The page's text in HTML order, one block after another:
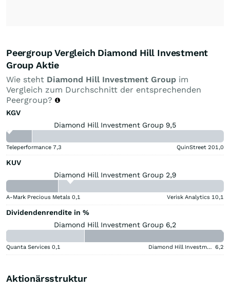
Peergroup Vergleich Diamond Hill Investment
Group Aktie
Wie steht Diamond Hill Investment Group im
Vergleich zum Durchschnitt der entsprechenden
Peergroup?
KGV
Diamond Hill Investment Group 9,5
Teleperformance 7,3 QuinStreet 201,0
KUV
Diamond Hill Investment Group 2,9
A-Mark Precious Metals 0,1 Verisk Analytics 10,1
Dividendenrendite in %
Diamond Hill Investment Group 6,2
Quanta Services 0,1 Diamond Hill Investment Group 6,2
Aktionärsstruktur